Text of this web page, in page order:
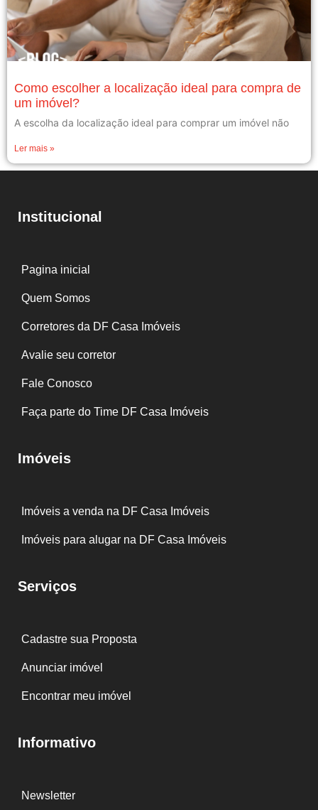
Como escolher a localização ideal para compra de
um imóvel?
A escolha da localização ideal para comprar um imóvel não
Ler mais »
Institucional
Pagina inicial
Quem Somos
Corretores da DF Casa Imóveis
Avalie seu corretor
Fale Conosco
Faça parte do Time DF Casa Imóveis
Imóveis
Imóveis a venda na DF Casa Imóveis
Imóveis para alugar na DF Casa Imóveis
Serviços
Cadastre sua Proposta
Anunciar imóvel
Encontrar meu imóvel
Informativo
Newsletter